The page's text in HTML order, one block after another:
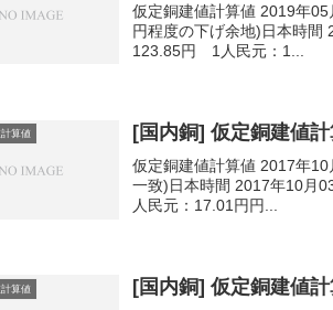
仮定銅建値計算値 2019年
円程度の下げ余地)日本時
123.85円 1人民元：1...
算値 [国内銅] 仮定銅建値
仮定銅建値計算値 2017年
一致)日本時間 2017年10月
人民元：17.01円円...
算値 [国内銅] 仮定銅建値